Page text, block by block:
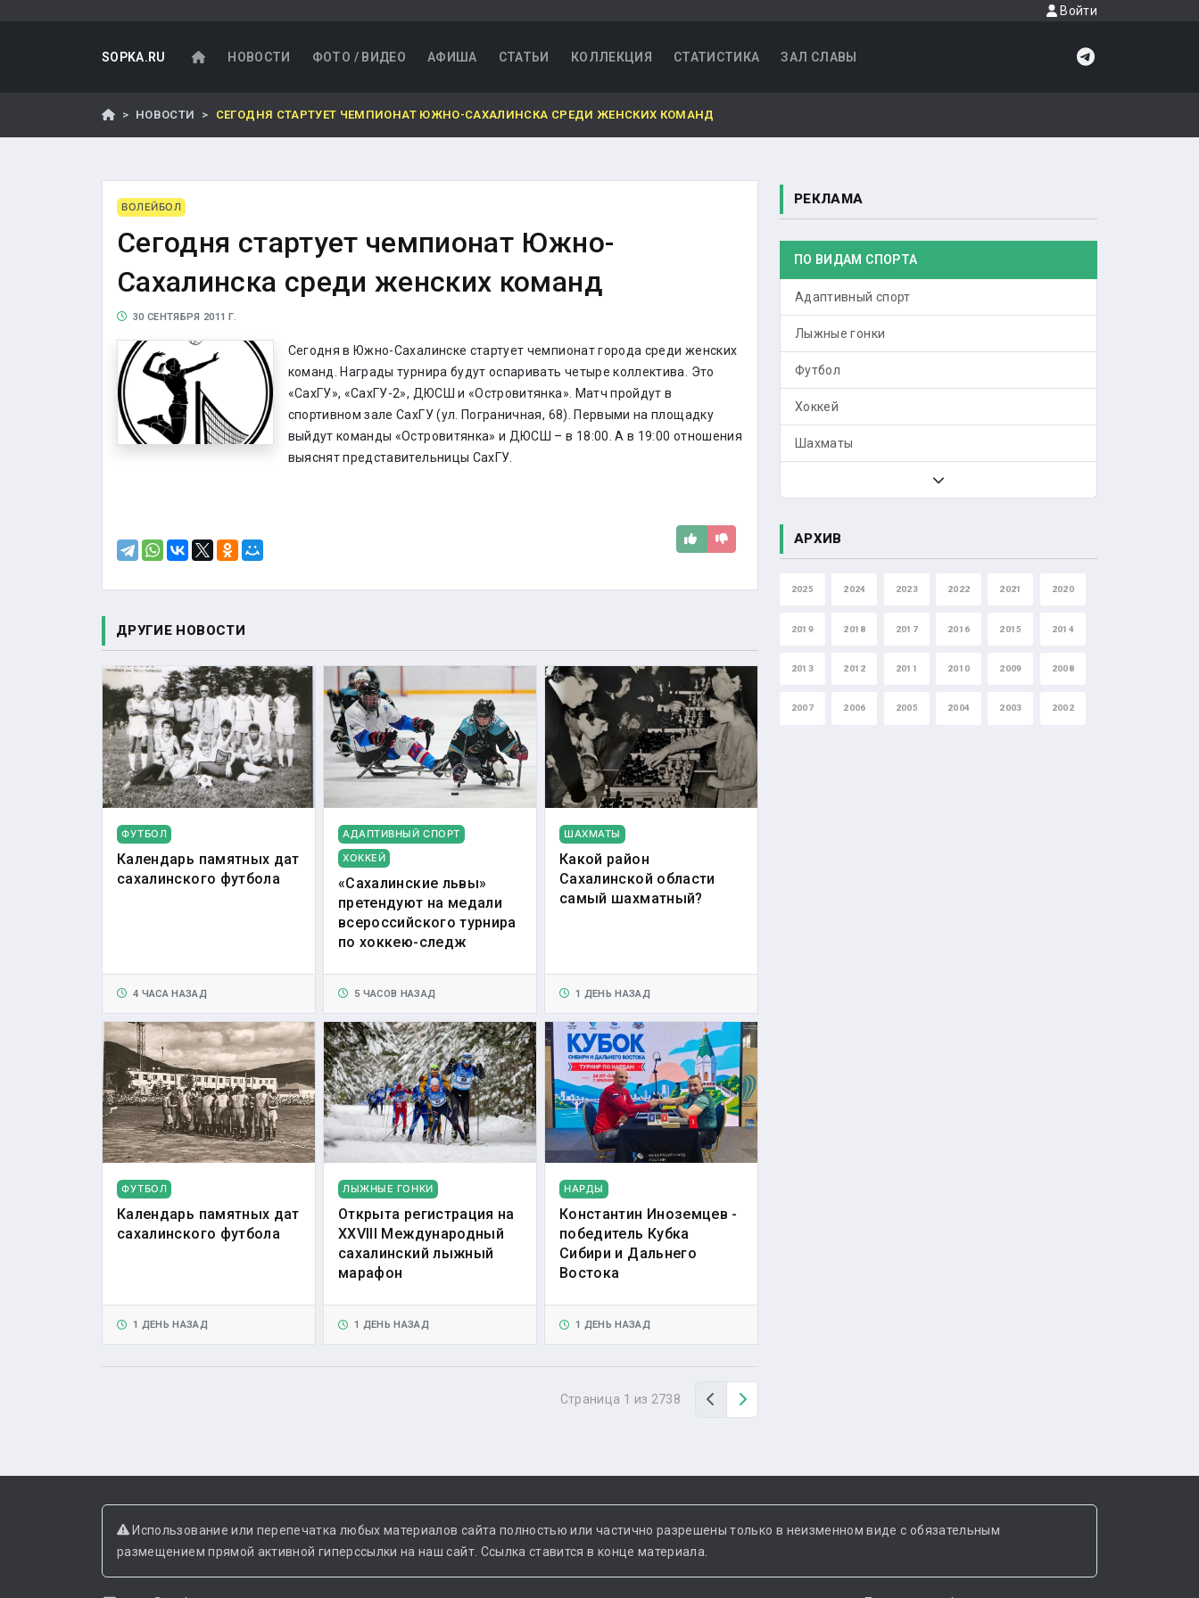
Войти
SOPKA.RU НОВОСТИ ФОТО / ВИДЕО АФИША СТАТЬИ КОЛЛЕКЦИЯ СТАТИСТИКА ЗАЛ СЛАВЫ
НОВОСТИ СЕГОДНЯ СТАРТУЕТ ЧЕМПИОНАТ ЮЖНО-САХАЛИНСКА СРЕДИ ЖЕНСКИХ КОМАНД
ВОЛЕЙБОЛ
Сегодня стартует чемпионат Южно-
Сахалинска среди женских команд
30 СЕНТЯБРЯ 2011 Г.
Сегодня в Южно-Сахалинске стартует чемпионат города среди женских
команд. Награды турнира будут оспаривать четыре коллектива. Это
«СахГУ», «СахГУ-2», ДЮСШ и «Островитянка». Матч пройдут в
спортивном зале СахГУ (ул. Пограничная, 68). Первыми на площадку
выйдут команды «Островитянка» и ДЮСШ – в 18:00. А в 19:00 отношения
выяснят представительницы СахГУ.
ДРУГИЕ НОВОСТИ
ФУТБОЛ
Календарь памятных дат
сахалинского футбола
4 ЧАСА НАЗАД
АДАПТИВНЫЙ СПОРТ
ХОККЕЙ
«Сахалинские львы»
претендуют на медали
всероссийского турнира
по хоккею-следж
5 ЧАСОВ НАЗАД
ШАХМАТЫ
Какой район
Сахалинской области
самый шахматный?
1 ДЕНЬ НАЗАД
ФУТБОЛ
Календарь памятных дат
сахалинского футбола
1 ДЕНЬ НАЗАД
ЛЫЖНЫЕ ГОНКИ
Открыта регистрация на
XXVIII Международный
сахалинский лыжный
марафон
1 ДЕНЬ НАЗАД
НАРДЫ
Константин Иноземцев -
победитель Кубка
Сибири и Дальнего
Востока
1 ДЕНЬ НАЗАД
Страница 1 из 2738 НазадВперед
РЕКЛАМА
ПО ВИДАМ СПОРТА
Адаптивный спорт
Лыжные гонки
Футбол
Хоккей
Шахматы
АРХИВ
2025 2024 2023 2022 2021 2020
2019 2018 2017 2016 2015 2014
2013 2012 2011 2010 2009 2008
2007 2006 2005 2004 2003 2002
Использование или перепечатка любых материалов сайта полностью или частично разрешены только в неизменном виде с обязательным
размещением прямой активной гиперссылки на наш сайт. Ссылка ставится в конце материала.